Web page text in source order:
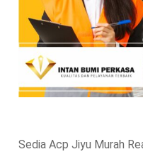
Sedia Acp Jiyu Murah